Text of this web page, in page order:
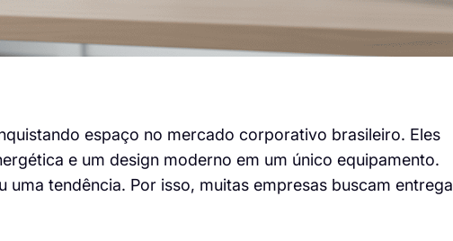
espaço no mercado corporativo brasileiro. Eles
e um design moderno em um único equipamento.
uma tendência. Por isso, muitas empresas buscam entrega